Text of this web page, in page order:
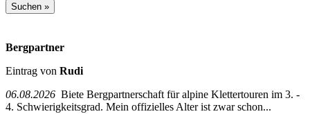
Bergpartner
Eintrag von Rudi
06.08.2026 Biete Bergpartnerschaft für alpine Klettertouren im 3. -
4. Schwierigkeitsgrad. Mein offizielles Alter ist zwar schon...